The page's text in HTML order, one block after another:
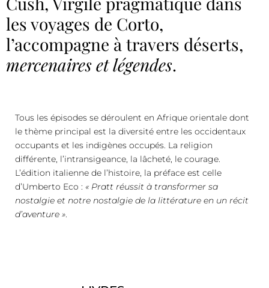
les voyages de Corto,
l’accompagne à travers déserts,
mercenaires et légendes.
Tous les épisodes se déroulent en Afrique orientale dont
le thème principal est la diversité entre les occidentaux
occupants et les indigènes occupés. La religion
différente, l’intransigeance, la lâcheté, le courage.
L’édition italienne de l’histoire, la préface est celle
d’Umberto Eco : « Pratt réussit à transformer sa
nostalgie et notre nostalgie de la littérature en un récit
d’aventure ».